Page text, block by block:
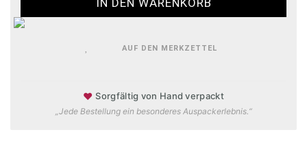
AUF DEN MERKZETTEL
♥ Sorgfältig von Hand verpackt
„Jede Bestellung ein besonderes Auspackerlebnis.“